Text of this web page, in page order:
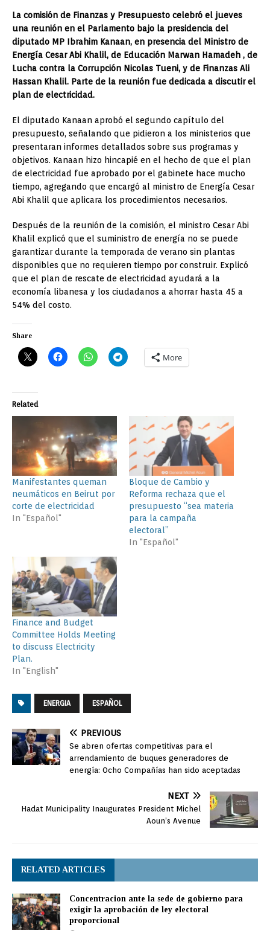
La comisión de Finanzas y Presupuesto celebró el jueves
una reunión en el Parlamento bajo la presidencia del
diputado MP Ibrahim Kanaan, en presencia del Ministro de
Energía Cesar Abi Khalil, de Educación Marwan Hamadeh , de
Lucha contra la Corrupción Nicolas Tueni, y de Finanzas Ali
Hassan Khalil. Parte de la reunión fue dedicada a discutir el
plan de electricidad.
El diputado Kanaan aprobó el segundo capítulo del
presupuesto, señalando que pidieron a los ministerios que
presentaran informes detallados sobre sus programas y
objetivos. Kanaan hizo hincapié en el hecho de que el plan
de electricidad fue aprobado por el gabinete hace mucho
tiempo, agregando que encargó al ministro de Energía Cesar
Abi Khalil que aplicara los procedimientos necesarios.
Después de la reunión de la comisión, el ministro Cesar Abi
Khalil explicó que el suministro de energía no se puede
garantizar durante la temporada de verano sin plantas
disponibles que no requieren tiempo por construir. Explicó
que el plan de rescate de electricidad ayudará a la
economía libanesa y los ciudadanos a ahorrar hasta 45 a
54% del costo.
Share
More
Related
Manifestantes queman
neumáticos en Beirut por
corte de electricidad
In "Español"
Bloque de Cambio y
Reforma rechaza que el
presupuesto “sea materia
para la campaña
electoral”
In "Español"
Finance and Budget
Committee Holds Meeting
to discuss Electricity
Plan.
In "English"
ENERGIA ESPAÑOL
PREVIOUS
Se abren ofertas competitivas para el
arrendamiento de buques generadores de
energía: Ocho Compañías han sido aceptadas
NEXT
Hadat Municipality Inaugurates President Michel
Aoun’s Avenue
RELATED ARTICLES
Concentracion ante la sede de gobierno para
exigir la aprobación de ley electoral
proporcional